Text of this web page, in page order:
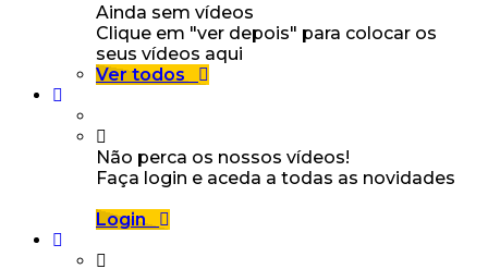
Ainda sem vídeos
Clique em "ver depois" para colocar os
seus vídeos aqui
Ver todos
Não perca os nossos vídeos!
Faça login e aceda a todas as novidades
Login